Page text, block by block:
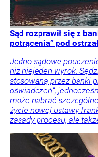
Sąd rozprawił się z
potrącenia” pod
Jedno sądowe
niż niejeden wyrok.
stosowaną przez banki
oświadczeń”,
może nabrać
życie nowej ustawy
zasady procesu, ale